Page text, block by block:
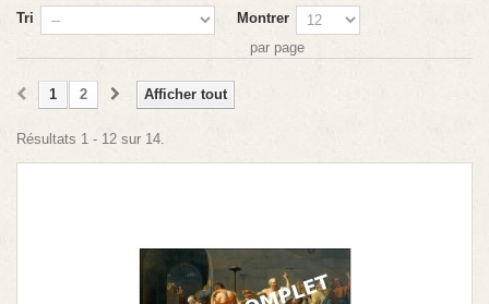
Tri
Montrer
par page
Afficher tout
1 2
Résultats 1 - 12 sur 14.